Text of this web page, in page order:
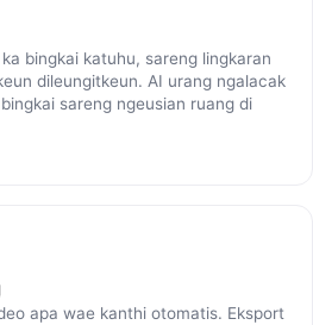
bingkai katuhu, sareng lingkaran
dileungitkeun. AI urang ngalacak
sareng ngeusian ruang di
apa wae kanthi otomatis. Eksport